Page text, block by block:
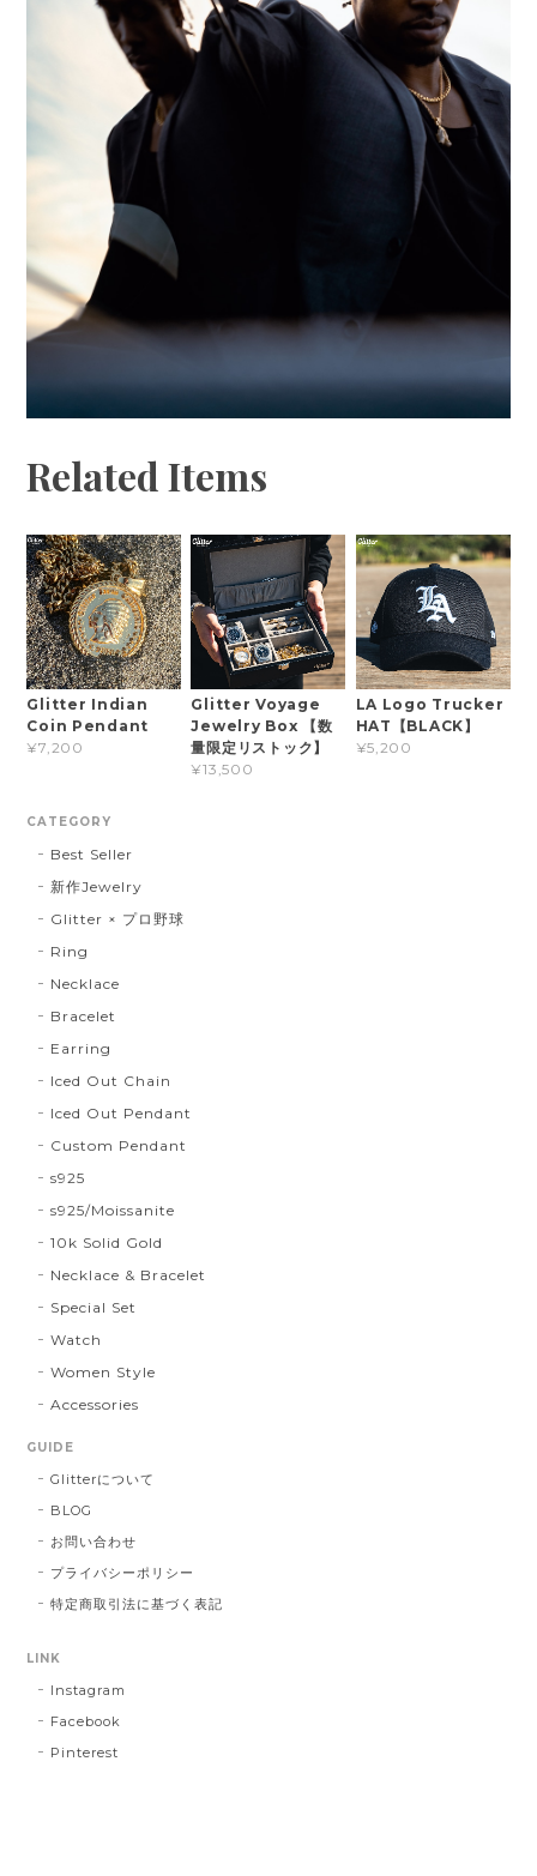
Related Items
Glitter Indian
Coin Pendant
¥7,200
Glitter Voyage
Jewelry Box 【数
量限定リストック】
¥13,500
LA Logo Trucker
HAT【BLACK】
¥5,200
CATEGORY
Best Seller
新作Jewelry
Glitter × プロ野球
Ring
Necklace
Bracelet
Earring
Iced Out Chain
Iced Out Pendant
Custom Pendant
s925
s925/Moissanite
10k Solid Gold
Necklace & Bracelet
Special Set
Watch
Women Style
Accessories
GUIDE
Glitterについて
BLOG
お問い合わせ
プライバシーポリシー
特定商取引法に基づく表記
LINK
Instagram
Facebook
Pinterest